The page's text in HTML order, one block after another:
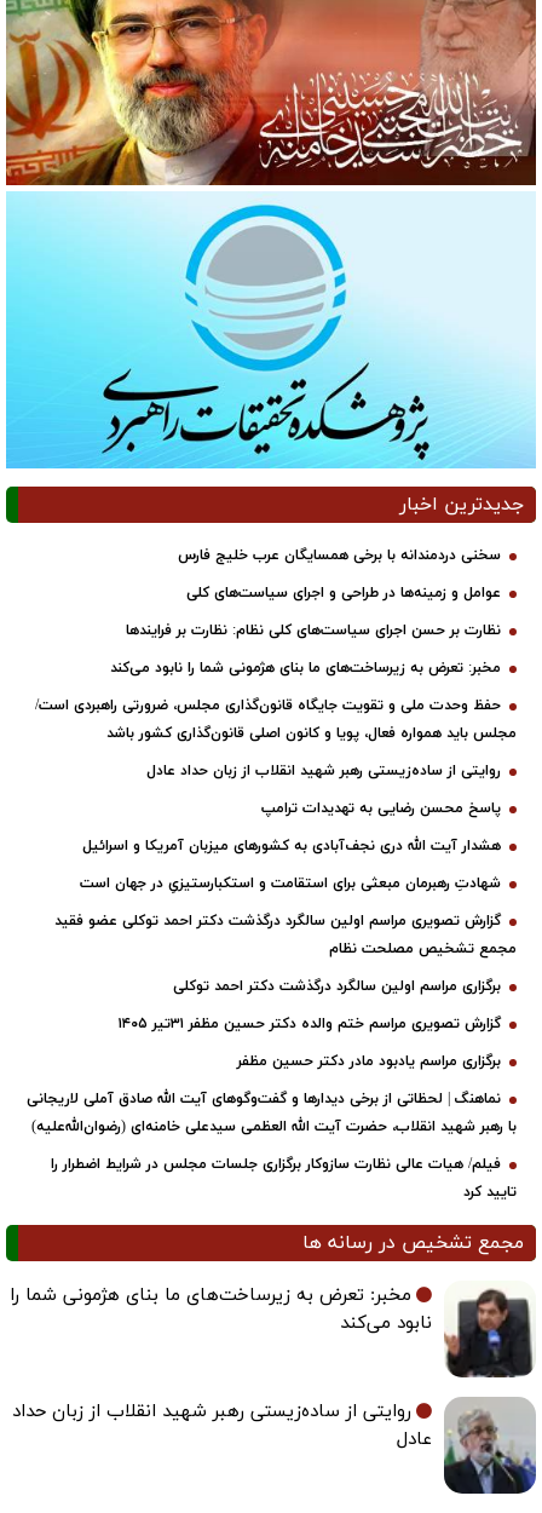
جدیدترین اخبار
سخنی دردمندانه با برخی همسایگان عرب خلیج فارس
عوامل و زمینه‌ها در طراحی و اجرای سیاست‌های کلی
نظارت بر حسن اجرای سیاست‌های کلی نظام: نظارت بر فرایندها
مخبر: تعرض به زیرساخت‌های ما بنای هژمونی شما را نابود می‌کند
حفظ وحدت ملی و تقویت جایگاه قانون‌گذاری مجلس، ضرورتی راهبردی است/
مجلس باید همواره فعال، پویا و کانون اصلی قانون‌گذاری کشور باشد
روایتی از ساده‌زیستی رهبر شهید انقلاب از زبان حداد عادل
پاسخ محسن رضایی به تهدیدات ترامپ
هشدار آیت الله دری نجف‌آبادی به کشورهای میزبان آمریکا و اسرائیل
شهادتِ رهبرمان مبعثی برای استقامت و استکبارستیزیِ در جهان است
گزارش تصویری مراسم اولین سالگرد درگذشت دکتر احمد توکلی عضو فقید
مجمع تشخیص مصلحت نظام
برگزاری مراسم اولین سالگرد درگذشت دکتر احمد توکلی
گزارش تصویری مراسم ختم والده دکتر حسین مظفر ۳۱تیر ۱۴۰۵
برگزاری مراسم یادبود مادر دکتر حسین مظفر
نماهنگ | لحظاتی از برخی دیدارها و گفت‌وگوهای آیت ‌الله صادق آملی لاریجانی
با رهبر شهید انقلاب، حضرت آیت‌ الله العظمی سیدعلی خامنه‌ای (رضوان‌الله‌علیه)
فیلم/ هیات عالی نظارت سازوکار برگزاری جلسات مجلس در شرایط اضطرار را
تایید کرد
مجمع تشخیص در رسانه ها
مخبر: تعرض به زیرساخت‌های ما بنای هژمونی شما را
نابود می‌کند
روایتی از ساده‌زیستی رهبر شهید انقلاب از زبان حداد
عادل